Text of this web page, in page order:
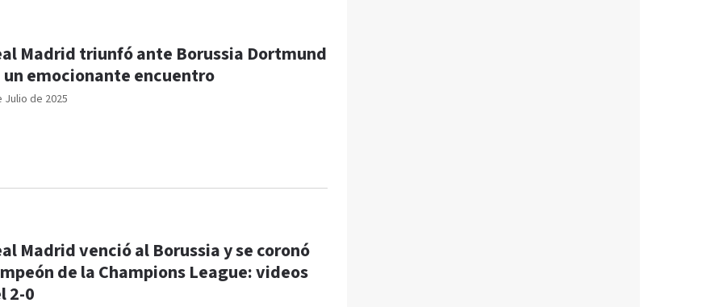
Julio de 2025
Madrid triunfó ante Borussia Dortmund
un emocionante encuentro
Madrid venció al Borussia y se coronó
de la Champions League: videos
2-0